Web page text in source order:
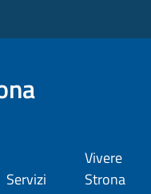
Servizi
Vivere
Strona